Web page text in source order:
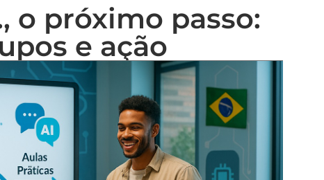
o próximo passo:
e ação